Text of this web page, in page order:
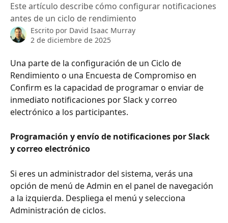
Este artículo describe cómo configurar notificaciones
antes de un ciclo de rendimiento
Escrito por David Isaac Murray
2 de diciembre de 2025
Una parte de la configuración de un Ciclo de
Rendimiento o una Encuesta de Compromiso en
Confirm es la capacidad de programar o enviar de
inmediato notificaciones por Slack y correo
electrónico a los participantes.
Programación y envío de notificaciones por Slack
y correo electrónico
Si eres un administrador del sistema, verás una
opción de menú de Admin en el panel de navegación
a la izquierda. Despliega el menú y selecciona
Administración de ciclos.